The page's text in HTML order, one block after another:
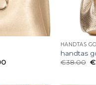
HANDTAS
handtas
€38.00 €